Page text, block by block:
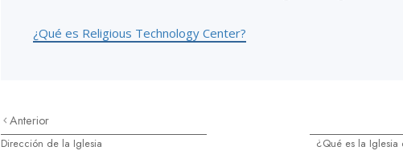
¿Qué es Religious Technology Center?
Anterior
Dirección de la Iglesia ¿Qué es la Iglesia